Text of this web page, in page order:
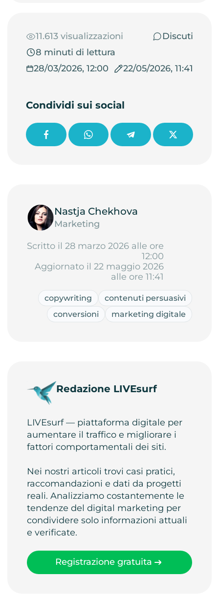
11.613 visualizzazioni
Discuti
8 minuti di lettura
28/03/2026, 12:00
22/05/2026, 11:41
Condividi sui social
Nastja Chekhova
Marketing
Scritto il 28 marzo 2026 alle ore
12:00
Aggiornato il 22 maggio 2026
alle ore 11:41
copywriting
contenuti persuasivi
conversioni
marketing digitale
Redazione LIVEsurf
LIVEsurf — piattaforma digitale per
aumentare il traffico e migliorare i
fattori comportamentali dei siti.
Nei nostri articoli trovi casi pratici,
raccomandazioni e dati da progetti
reali. Analizziamo costantemente le
tendenze del digital marketing per
condividere solo informazioni attuali
e verificate.
Registrazione gratuita